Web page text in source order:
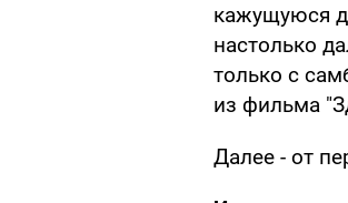
кажущуюся
настолько
только с
из фильма
Далее - от